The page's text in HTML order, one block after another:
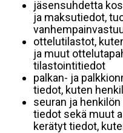
jäsensuhdetta
ja maksutiedot,
ottelutilastot,
ja muut
tilastointitiedot
palkan- ja
tiedot, kuten
seuran ja
tiedot sekä muut
kerätyt tiedot,